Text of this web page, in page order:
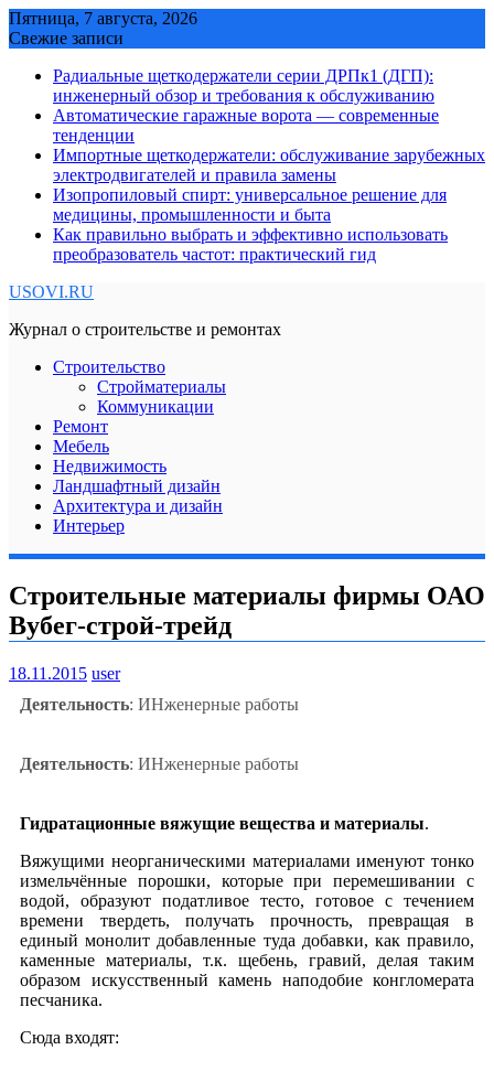
Skip
to
Пятница, 7 августа, 2026
Свежие записи
Радиальные щеткодержатели серии ДРПк1 (ДГП):
инженерный обзор и требования к обслуживанию
Автоматические гаражные ворота — современные
тенденции
Импортные щеткодержатели: обслуживание зарубежных
электродвигателей и правила замены
Изопропиловый спирт: универсальное решение для
медицины, промышленности и быта
Как правильно выбрать и эффективно использовать
преобразователь частот: практический гид
USOVI.RU
Журнал о строительстве и ремонтах
Строительство
Стройматериалы
Коммуникации
Ремонт
Мебель
Недвижимость
Ландшафтный дизайн
Архитектура и дизайн
Интерьер
Строительные материалы фирмы ОАО
Вубег-строй-трейд
18.11.2015 user
Деятельность: ИНженерные работы
Деятельность: ИНженерные работы
Гидратационные вяжущие вещества и материалы.
Вяжущими неорганическими материалами именуют тонко
измельчённые порошки, которые при перемешивании с
водой, образуют податливое тесто, готовое с течением
времени твердеть, получать прочность, превращая в
единый монолит добавленные туда добавки, как правило,
каменные материалы, т.к. щебень, гравий, делая таким
образом искусственный камень наподобие конгломерата
песчаника.
Cюда входят: